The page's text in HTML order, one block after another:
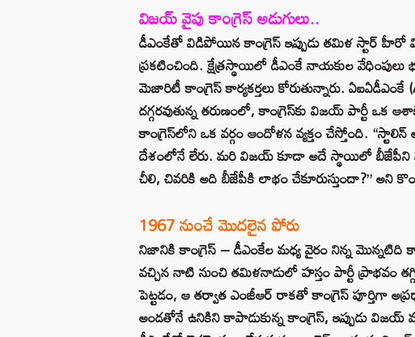
విజయ్ వైపు కాంగ్రెస్ అడుగులు..
డీఎంకేతో విడిపోయిన కాంగ్రెస్ ఇప్పుడు తమిళ స్టార్ హీరో
ప్రకటించింది. క్షేత్రస్థాయిలో డీఎంకే నాయకుల
మెజారిటీ కాంగ్రెస్ కార్యకర్తలు కోరుతున్నారు.
దగ్గరవుతున్న తరుణంలో, కాంగ్రెస్‌కు విజయ్ పార్టీ
కాంగ్రెస్‌లోని ఒక వర్గం ఆందోళన వ్యక్తం చేస్తోంది.
దేశంలోనే లేరు. మరి విజయ్ కూడా అదే స్థాయిలో బీజేపీని
చీలి, చివరికి అది బీజేపీకి లాభం చేకూరుస్తుందా?” అని
1967 నుంచే మొదలైన పోరు
నిజానికి కాంగ్రెస్ – డీఎంకేల మధ్య వైరం నిన్న మొన్నటిది
వచ్చిన నాటి నుంచి తమిళనాడులో హస్తం పార్టీ ప్రాభవం
పెట్టడం, ఆ తర్వాత ఎంజీఆర్ రాకతో కాంగ్రెస్ పూర్తిగా
అండతోనే ఉనికిని కాపాడుకున్న కాంగ్రెస్, ఇప్పుడు విజయ్